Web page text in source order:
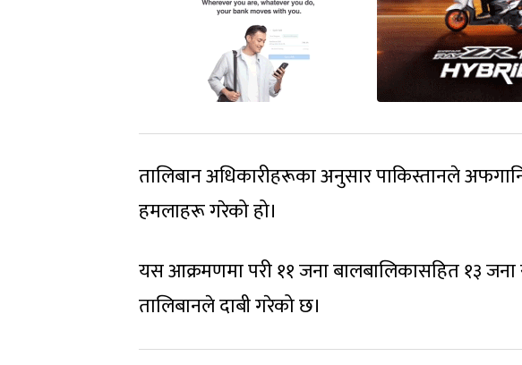
तालिबान अधिकारीहरूका अनुसार पाकिस्तानले
हमलाहरू गरेको हो।
यस आक्रमणमा परी ११ जना बालबालिकासहित १३
तालिबानले दाबी गरेको छ।